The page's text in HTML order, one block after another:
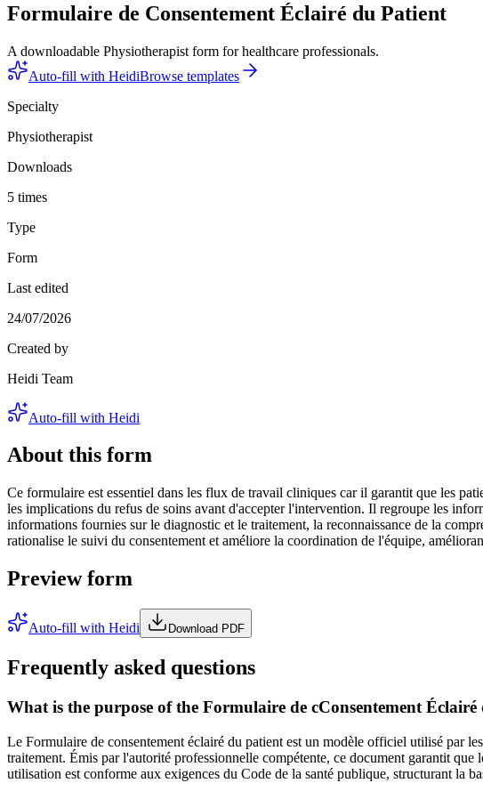
Formulaire de Consentement Éclairé du Patient
A downloadable Physiotherapist form for healthcare professionals.
Auto-fill with HeidiBrowse templates
Specialty
Physiotherapist
Downloads
5 times
Type
Form
Last edited
24/07/2026
Created by
Heidi Team
Auto-fill with Heidi
About this form
Ce formulaire est essentiel dans les flux de travail cliniques car il garantit que les
les implications du refus de soins avant d'accepter l'intervention. Il regroupe les
informations fournies sur le diagnostic et le traitement, la reconnaissance de la
rationalise le suivi du consentement et améliore la coordination de l'équipe,
Preview form
Auto-fill with Heidi Download PDF
Frequently asked questions
What is the purpose of the Formulaire de cConsentement
Le Formulaire de consentement éclairé du patient est un modèle officiel utilisé par
traitement. Émis par l'autorité professionnelle compétente, ce document garantit que
utilisation est conforme aux exigences du Code de la santé publique, structurant la